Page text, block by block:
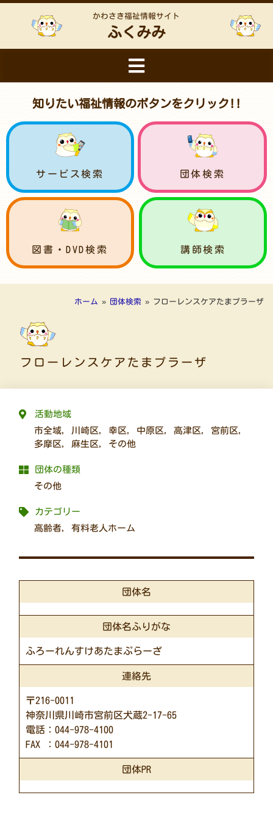
かわさき福祉情報サイト
ふくみみ
知りたい福祉情報のボタンをクリック!!
サービス検索 団体検索
図書・DVD検索 講師検索
ホーム » 団体検索 » フローレンスケアたまプラーザ
フローレンスケアたまプラーザ
活動地域
市全域, 川崎区,幸区, 中原区,高津区, 宮前区,
多摩区, 麻生区, その他
団体の種類
その他
カテゴリー
高齢者,有料老人ホーム
団体名
団体名ふりがな
ふろーれんすけあたまぷらーざ
連絡先
〒216-0011
神奈川県川崎市宮前区犬蔵2-17-65
電話：044-978-4100
FAX ：044-978-4101
団体PR